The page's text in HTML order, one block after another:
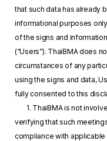
that such data has already
informational purposes
of the signs and
(“Users”). ThaiBMA does
circumstances of any
using the signs and data,
fully consented to this
1. ThaiBMA is not
verifying that such
compliance with